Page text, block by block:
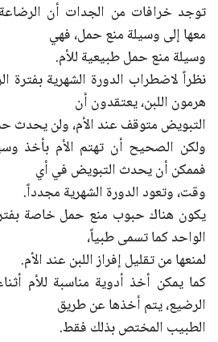
توجد خرافات من الجدات أن الرضاعة
معها إلى وسيلة منع حمل، فهي
وسيلة منع حمل طبيعية للأم.
نظراً لاضطراب الدورة الشهرية بفترة
هرمون اللبن، يعتقدون أن
التبويض متوقف عند الأم، ولن يحدث
ولكن الصحيح أن تهتم الأم بأخذ
فممكن أن يحدث التبويض في أي
وقت، وتعود الدورة الشهرية مجدداً.
يكون هناك حبوب منع حمل خاصة
الواحد كما تسمى طبياً،
لمنعها من تقليل إفراز اللبن عند الأم.
كما يمكن أخذ أدوية مناسبة للأم
الرضيع، يتم أخذها عن طريق
الطبيب المختص بذلك فقط.